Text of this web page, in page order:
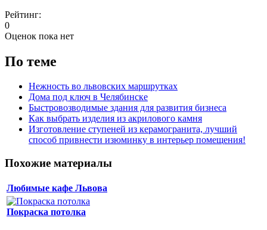
Рейтинг:
0
Оценок пока нет
По теме
Нежность во львовских маршрутках
Дома под ключ в Челябинске
Быстровозводимые здания для развития бизнеса
Как выбрать изделия из акрилового камня
Изготовление ступеней из керамогранита, лучший
способ привнести изюминку в интерьер помещения!
Похожие материалы
Любимые кафе Львова
Покраска потолка